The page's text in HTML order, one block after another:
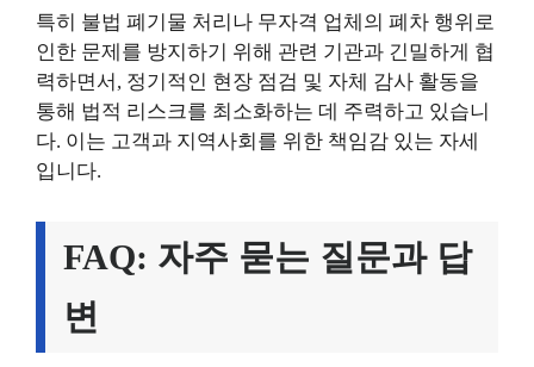
특히 불법 폐기물 처리나 무자격 업체의 폐차 행위로
인한 문제를 방지하기 위해 관련 기관과 긴밀하게 협
력하면서, 정기적인 현장 점검 및 자체 감사 활동을
통해 법적 리스크를 최소화하는 데 주력하고 있습니
다. 이는 고객과 지역사회를 위한 책임감 있는 자세
입니다.
FAQ: 자주 묻는 질문과 답
변